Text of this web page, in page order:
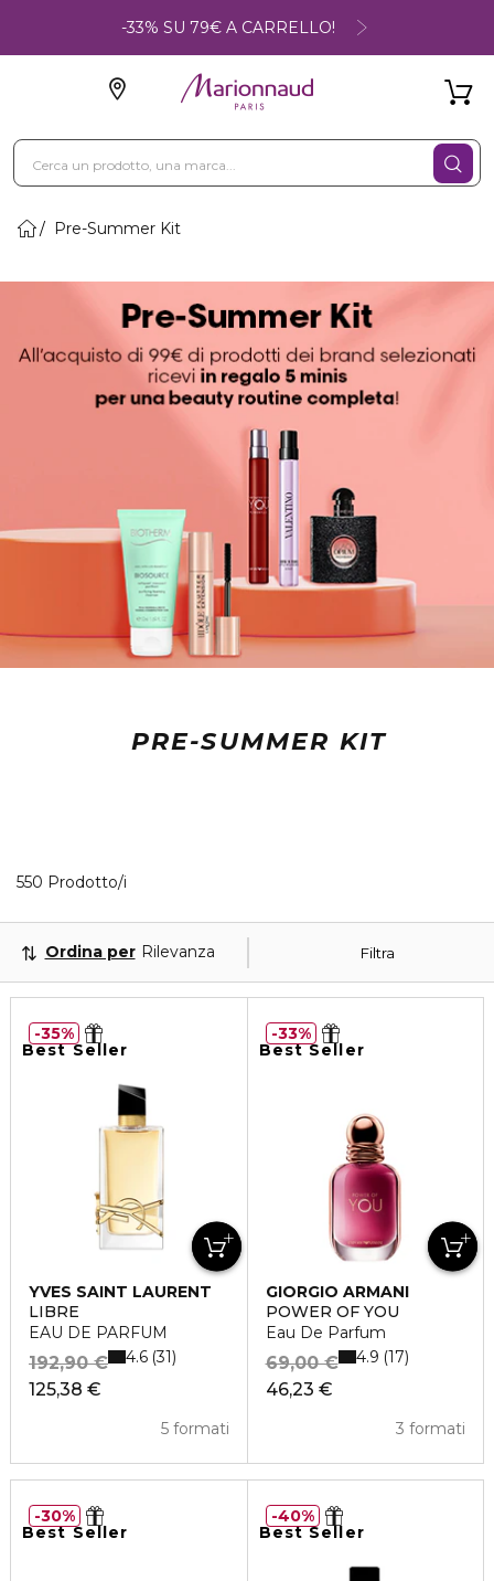
-33% SU 79€ A CARRELLO!
Pre-Summer Kit
PRE-SUMMER KIT
550 Prodotto/i
Filtra
Ordina per Rilevanza
Best Seller
YVES SAINT LAURENT
LIBRE
EAU DE PARFUM
125,38 €
192,90 €
5 formati
4.6 31
35%
Best Seller
GIORGIO ARMANI
POWER OF YOU
Eau De Parfum
46,23 €
69,00 €
3 formati
4.9 17
33%
Best Seller
30%
Best Seller
40%